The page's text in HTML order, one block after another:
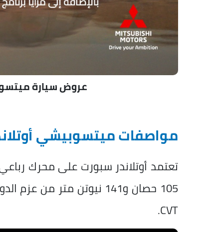
عروض سيارة
مواصفات ميتسوبيشي أوتلاندر
105 حصان و141 نيوتن متر
CVT.